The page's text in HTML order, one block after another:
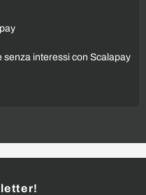
senza interessi con Scalapay